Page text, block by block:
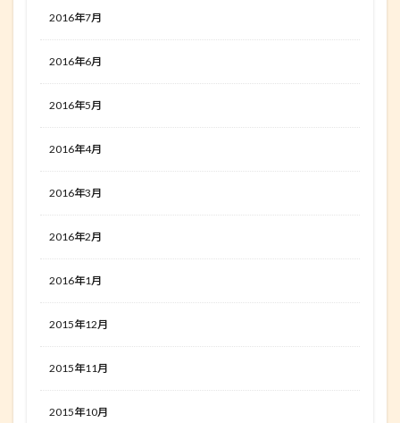
2016年7月
2016年6月
2016年5月
2016年4月
2016年3月
2016年2月
2016年1月
2015年12月
2015年11月
2015年10月